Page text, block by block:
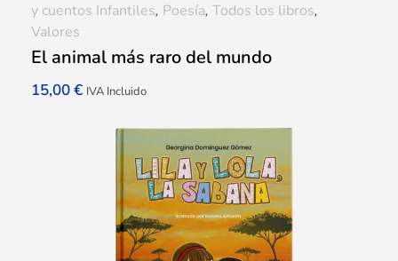
El animal más raro del mundo
15,00€ IVA Incluido
y cuentos Infantiles, Poesía, Todos los libros,
Valores